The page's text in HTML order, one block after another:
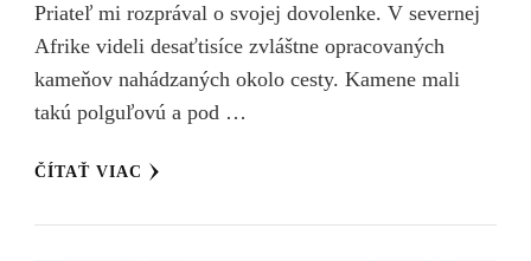
Priateľ mi rozprával o svojej dovolenke. V severnej
Afrike videli desaťtisíce zvláštne opracovaných
kameňov nahádzaných okolo cesty. Kamene mali
takú polguľovú a pod …
ČÍTAŤ VIAC